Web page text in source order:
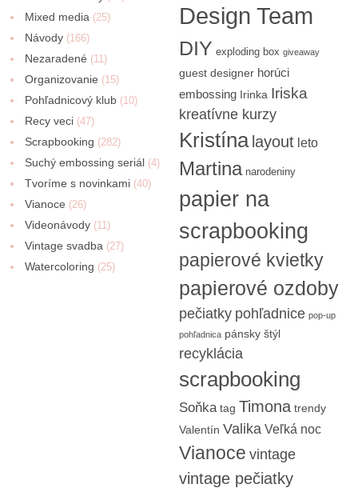
Mixed media (25)
Návody (166)
Nezaradené (11)
Organizovanie (15)
Pohľadnicový klub (10)
Recy veci (47)
Scrapbooking (282)
Suchý embossing seriál (4)
Tvoríme s novinkami (40)
Vianoce (26)
Videonávody (11)
Vintage svadba (27)
Watercoloring (25)
Design Team
DIY exploding box giveaway
guest designer horúci
embossing Irinka Iriska
kreatívne kurzy
Kristína layout leto
Martina narodeniny
papier na
scrapbooking
papierové kvietky
papierové ozdoby
pečiatky pohľadnice pop-up
pohľadnica pánsky štýl
recyklácia
scrapbooking
Soňka tag Timona trendy
Valentín Valika Veľká noc
Vianoce vintage
vintage pečiatky